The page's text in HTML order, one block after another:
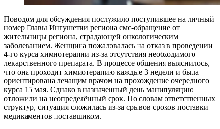
Поводом для обсуждения послужило поступившее на личный
номер Главы Ингушетии региона смс-обращение от
жительницы региона, страдающей онкологическим
заболеванием. Женщина пожаловалась на отказ в проведении
4-го курса химиотерапии из-за отсутствия необходимого
лекарственного препарата. В процессе общения выяснилось,
что она проходит химиотерапию каждые 3 недели и была
ориентирована лечащим врачом на прохождение очередного
курса 15 мая. Однако в назначенный день манипуляцию
отложили на неопределённый срок. По словам ответственных
структур, ситуация сложилась из-за срывов сроков поставки
медикаментов поставщиком.